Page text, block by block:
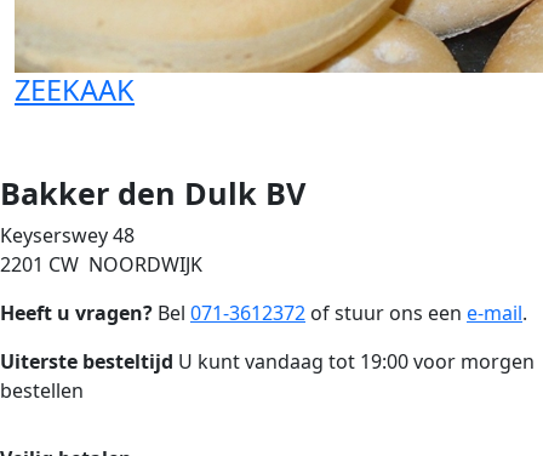
ZEEKAAK
Bakker den Dulk BV
Keyserswey 48
2201 CW NOORDWIJK
Heeft u vragen? Bel 071-3612372 of stuur ons een e-mail.
Uiterste besteltijd U kunt vandaag tot 19:00 voor morgen
bestellen